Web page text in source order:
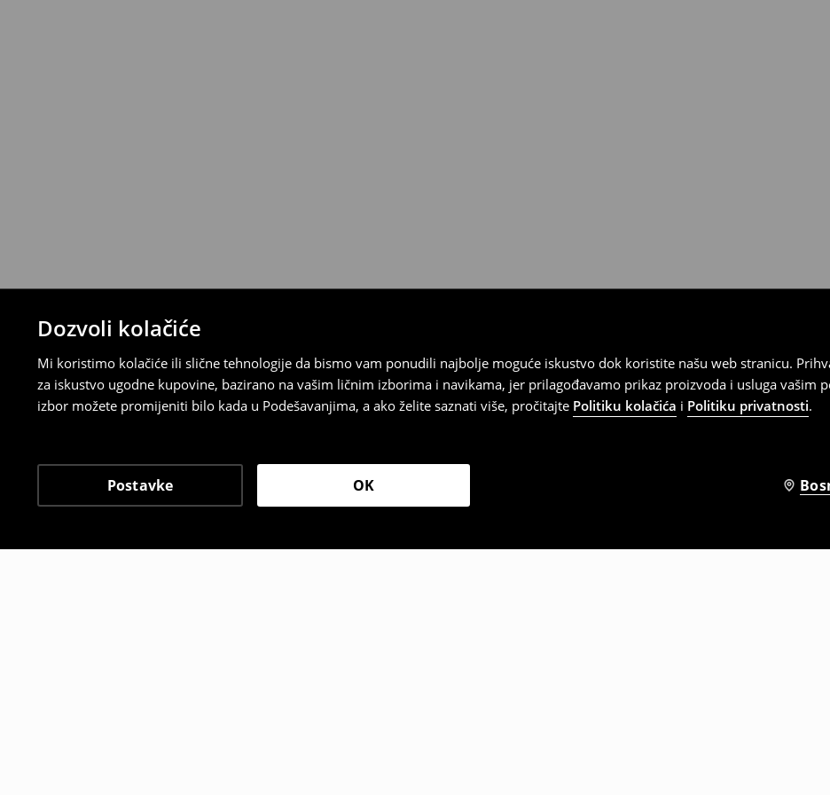
Dozvoli kolačiće
Mi koristimo kolačiće ili slične tehnologije da bismo vam ponudili najbolje moguće iskustvo dok koristite našu web stranicu.
za iskustvo ugodne kupovine, bazirano na vašim ličnim izborima i navikama, jer prilagođavamo prikaz proizvoda i usluga vašim
izbor možete promijeniti bilo kada u Podešavanjima, a ako želite saznati više, pročitajte Politiku kolačića i Politiku privatnosti.
Postavke OK